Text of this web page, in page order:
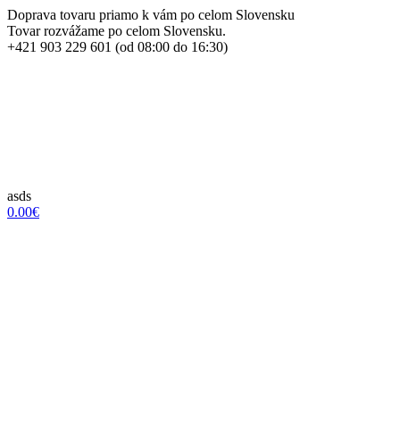
Doprava tovaru priamo k vám po celom Slovensku
Tovar rozvážame po celom Slovensku.
+421 903 229 601 (od 08:00 do 16:30)
asds
0.00€